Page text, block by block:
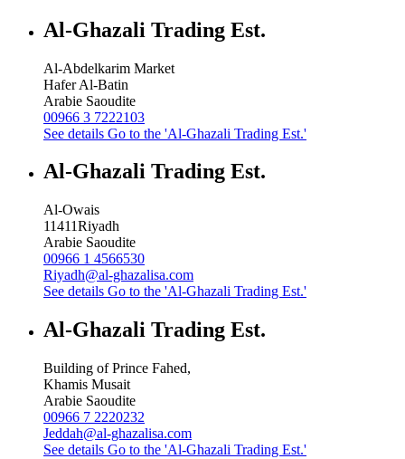
Al-Ghazali Trading Est.
Al-Abdelkarim Market
Hafer Al-Batin
Arabie Saoudite
00966 3 7222103
See details Go to the 'Al-Ghazali Trading Est.'
Al-Ghazali Trading Est.
Al-Owais
11411Riyadh
Arabie Saoudite
00966 1 4566530
Riyadh@al-ghazalisa.com
See details Go to the 'Al-Ghazali Trading Est.'
Al-Ghazali Trading Est.
Building of Prince Fahed,
Khamis Musait
Arabie Saoudite
00966 7 2220232
Jeddah@al-ghazalisa.com
See details Go to the 'Al-Ghazali Trading Est.'